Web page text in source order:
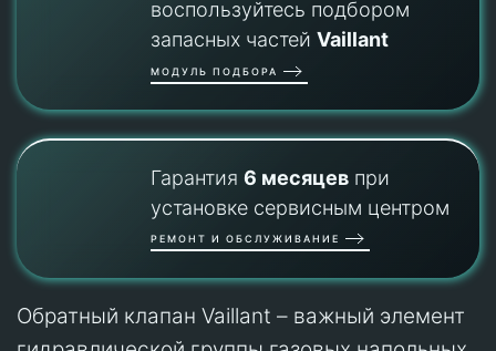
воспользуйтесь подбором
запасных частей Vaillant
МОДУЛЬ ПОДБОРА
Гарантия 6 месяцевпри
установке сервисным центром
РЕМОНТ И ОБСЛУЖИВАНИЕ
Обратный клапан Vaillant – важный элемент